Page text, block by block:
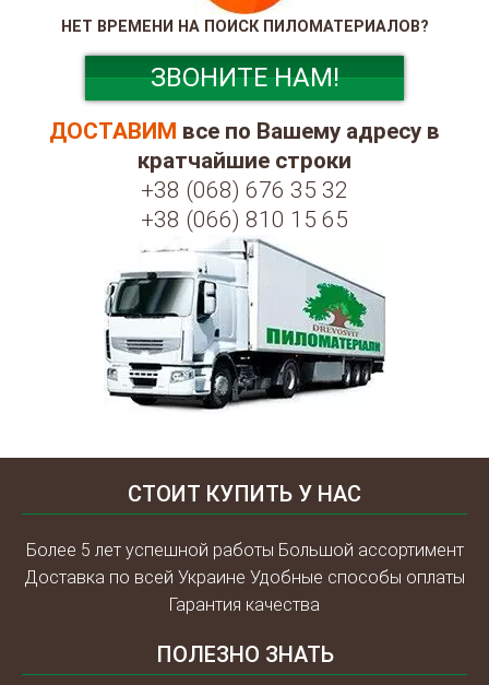
НЕТ ВРЕМЕНИ НА ПОИСК ПИЛОМАТЕРИАЛОВ?
ЗВОНИТЕ НАМ!
ДОСТАВИМ все по Вашему адресу в
кратчайшие строки
+38 (068) 676 35 32
+38 (066) 810 15 65
СТОИТ КУПИТЬ У НАС
Более 5 лет успешной работы Большой ассортимент
Доставка по всей Украине Удобные способы оплаты
Гарантия качества
ПОЛЕЗНО ЗНАТЬ